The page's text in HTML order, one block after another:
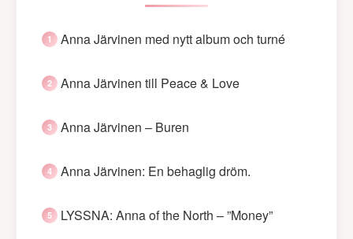
Anna Järvinen med nytt album och turné
Anna Järvinen till Peace & Love
Anna Järvinen – Buren
Anna Järvinen: En behaglig dröm.
LYSSNA: Anna of the North – ”Money”